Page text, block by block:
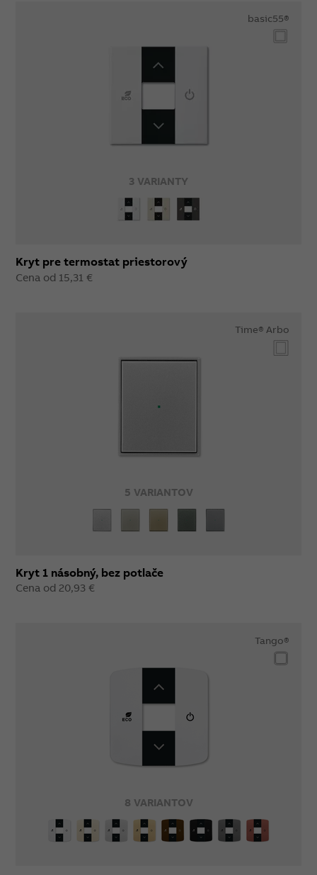
3 VARIANTY
basic55®
Kryt pre termostat priestorový
Cena od 15,31 €
5 VARIANTOV
Time® Arbo
Kryt 1 násobný, bez potlače
Cena od 20,93 €
8 VARIANTOV
Tango®